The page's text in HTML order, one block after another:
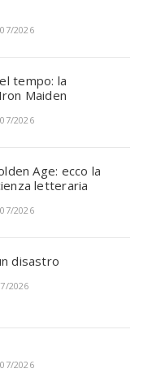
2026
tempo: la
Maiden
2026
Age: ecco la
letteraria
2026
disastro
2026
2026